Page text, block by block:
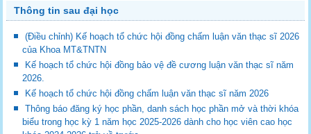
Thông tin sau đại học
(Điều chỉnh) Kế hoạch tổ chức hội đồng chấm luận văn thạc sĩ 2026
của Khoa MT&TNTN
Kế hoạch tổ chức hội đồng bảo vệ đề cương luận văn thạc sĩ năm
2026.
Kế hoạch tổ chức hội đồng chấm luận văn thạc sĩ năm 2026
Thông báo đăng ký học phần, danh sách học phần mở và thời khóa
biểu trong học kỳ 1 năm học 2025-2026 dành cho học viên cao học